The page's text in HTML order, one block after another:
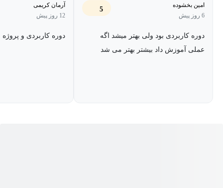
امین بخشوده
6 روز پیش
5
دوره کاربردی بود ولی بهتر میشد اگه
عملی آموزش داد بیشتر بهتر می شد
آرمان کریمی
12 روز پیش
دوره کاربردی و